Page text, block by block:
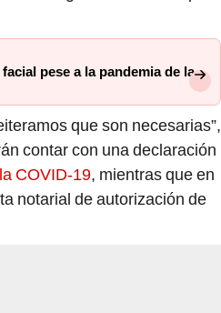
pese a la pandemia de la
que son necesarias”,
contar con una declaración
COVID-19, mientras que en
notarial de autorización de